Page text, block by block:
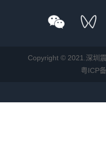
Copyright © 2021.深圳
粤ICP